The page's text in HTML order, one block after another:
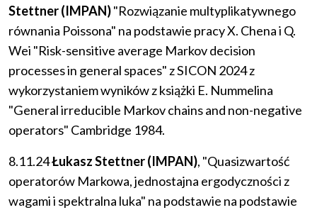
Stettner (IMPAN)"Rozwiązanie multyplikatywnego
równania Poissona" na podstawie pracy X. Chena i Q.
Wei "Risk-sensitive average Markov decision
processes in general spaces" z SICON 2024 z
wykorzystaniem wyników z książki E. Nummelina
"General irreducible Markov chains and non-negative
operators" Cambridge 1984.
8.11.24Łukasz Stettner (IMPAN), "Quasizwartość
operatorów Markowa, jednostajna ergodyczności z
wagami i spektralna luka" na podstawie na podstawie